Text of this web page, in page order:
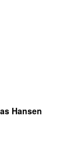
Hansen